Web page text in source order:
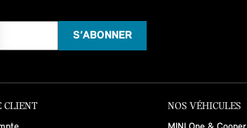
CLIENT
NOS VÉHICULES